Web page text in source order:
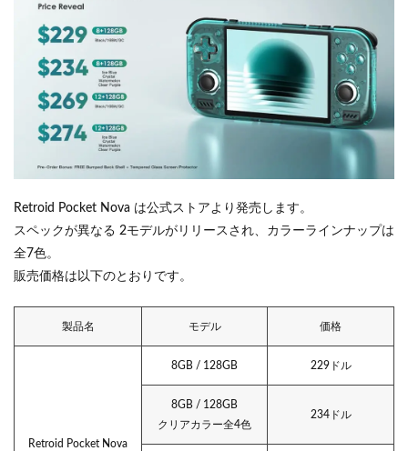
Retroid Pocket Nova は公式ストアより発売します。
スペックが異なる 2モデルがリリースされ、カラーラインナップは
全7色。
販売価格は以下のとおりです。
製品名 モデル 価格
Retroid Pocket Nova
8GB / 128GB 229ドル
8GB / 128GB
クリアカラー全4色
234ドル